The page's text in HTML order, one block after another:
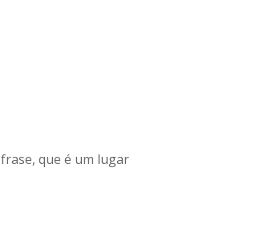
que é um lugar